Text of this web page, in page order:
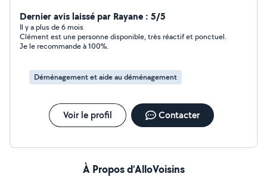
L'aide aux personnes (courses, petits services du
quotidien), La tonte de pelouse (avec votre propre
tondeuse). Sérieux, ponctuel et à l'écoute, je m'engage
à réaliser un travail soigné et efficace. Je me déplace
N'hésitez pas à me contacter, réponse rapide garantie !
Dernier avis laissé par Rayane : 5/5
Il y a plus de 6 mois
Clément est une personne disponible, très réactif et ponctuel.
Je le recommande à 100%.
Déménagement et aide au déménagement
Voir le profil Contacter
À Propos d’AlloVoisins